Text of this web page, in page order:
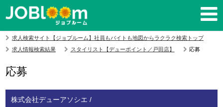
求人検索サイト【ジョブルーム】社員もバイトも地図からラクラク検索トップ
求人情報検索結果
スタイリスト【デューポイント／戸田店】 応募
応募
株式会社デューアソシエ /